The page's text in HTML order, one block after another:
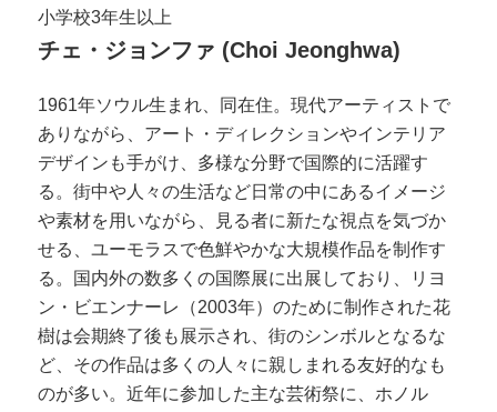
小学校3年生以上
チェ・ジョンファ (Choi Jeonghwa)
1961年ソウル生まれ、同在住。現代アーティストで
ありながら、アート・ディレクションやインテリア
デザインも手がけ、多様な分野で国際的に活躍す
る。街中や人々の生活など日常の中にあるイメージ
や素材を用いながら、見る者に新たな視点を気づか
せる、ユーモラスで色鮮やかな大規模作品を制作す
る。国内外の数多くの国際展に出展しており、リヨ
ン・ビエンナーレ（2003年）のために制作された花
樹は会期終了後も展示され、街のシンボルとなるな
ど、その作品は多くの人々に親しまれる友好的なも
のが多い。近年に参加した主な芸術祭に、ホノル